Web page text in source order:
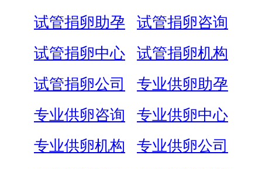
试管捐卵助孕
试管捐卵咨询
试管捐卵中心
试管捐卵机构
试管捐卵公司
专业供卵助孕
专业供卵咨询
专业供卵中心
专业供卵机构
专业供卵公司